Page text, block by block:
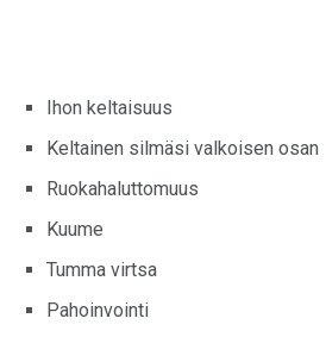
Ihon keltaisuus
Keltainen silmäsi valkoisen osan
Ruokahaluttomuus
Kuume
Tumma virtsa
Pahoinvointi